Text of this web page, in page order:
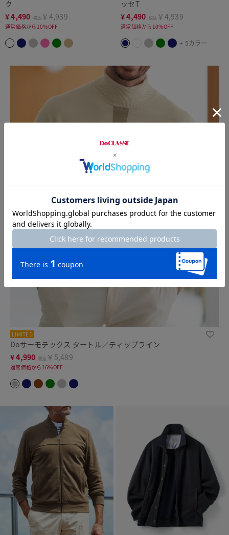
ク
¥4,490 税込 ￥4,939
通常価格から10%OFF
ッセT
¥4,490 税込 ￥4,939
通常価格から10%OFF
+ 5カラー
LIMITED
Doサーモテックス タートル／ティップライン
¥4,990 税込 ￥5,489
通常価格から16%OFF